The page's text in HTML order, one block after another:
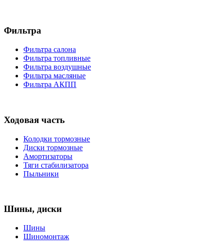
Фильтра
Фильтра салона
Фильтра топливные
Фильтра воздушные
Фильтра масляные
Фильтра АКПП
Ходовая часть
Колодки тормозные
Диски тормозные
Амортизаторы
Тяги стабилизатора
Пыльники
Шины, диски
Шины
Шиномонтаж